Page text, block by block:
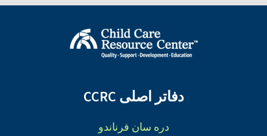
دفاتر اصلی CCRC
دره سان فرناندو